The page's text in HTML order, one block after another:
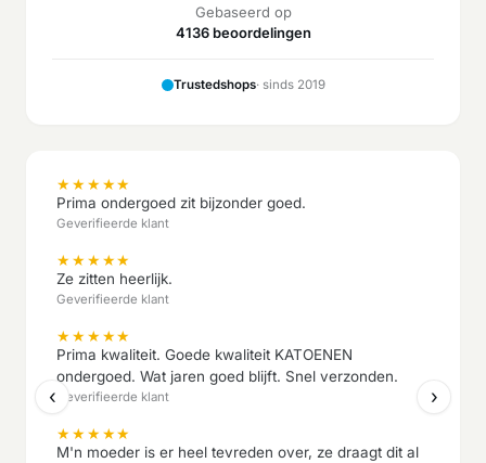
Gebaseerd op
4136 beoordelingen
Trustedshops· sinds 2019
★★★★★
Prima ondergoed zit bijzonder goed.
Geverifieerde klant
★★★★★
Ze zitten heerlijk.
Geverifieerde klant
★★★★★
Prima kwaliteit. Goede kwaliteit KATOENEN
ondergoed. Wat jaren goed blijft. Snel verzonden.
Geverifieerde klant
★★★★★
M'n moeder is er heel tevreden over, ze draagt dit al
‹ ›